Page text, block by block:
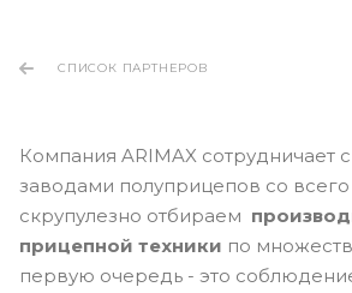
СПИСОК ПАРТНЕРОВ
Компания ARIMAX сотрудничает
заводами полуприцепов со
скрупулезно отбираем
прицепной техники по
первую очередь - это